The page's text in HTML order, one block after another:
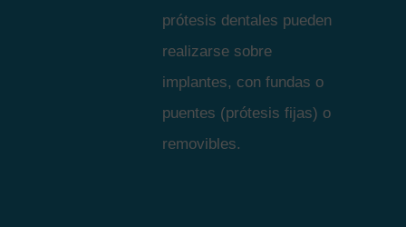
prótesis dentales pueden
realizarse sobre
implantes, con fundas o
puentes (prótesis fijas) o
removibles.